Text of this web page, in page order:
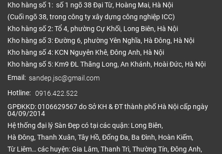
Kho hàng số 1: số 1 ngõ 38 Đại Từ, Hoàng Mai, Hà Nội
(Cuối ngõ 38, trong công ty xây dựng công nghiệp ICC)
Kho hàng số 2: Tổ 4, phường Cự Khối, Long Biên, Hà Nội
Kho hàng số 3: Đường 6, phường Yên Nghĩa, Hà Đông, Hà Nội
Kho hàng số 4: KCN Nguyên Khê, Đông Anh, Hà Nội
Kho hàng số 5: Km9 ĐL Thăng Long, An Khánh, Hoài Đức, Hà Nội
Email: sandep.jsc@gmail.com
Hotline: 0916.422.522
GPĐKKD: 0106629567 do Sở KH & ĐT thành phố Hà Nội cấp ngày
04/09/2014
Hệ thống đại lý Sàn Đẹp có tại các quận: Long Biên,
Hà Đông, Thanh Xuân, Tây Hồ, Đống Đa, Ba Đình, Hoàn Kiếm,
Từ Liêm… các huyện: Gia Lâm, Thanh Trì, Thường Tín, Đông Anh,